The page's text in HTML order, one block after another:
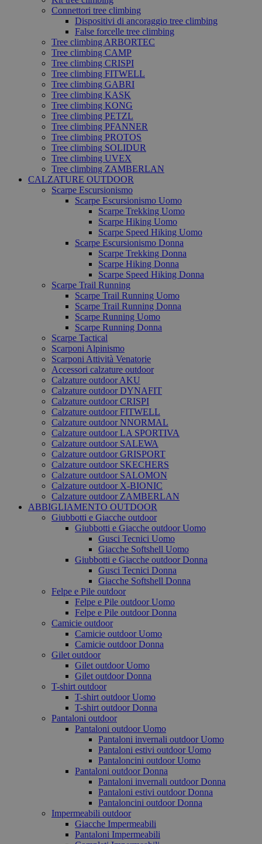
Connettori tree climbing
Dispositivi di ancoraggio tree climbing
False forcelle tree climbing
Tree climbing ARBORTEC
Tree climbing CAMP
Tree climbing CRISPI
Tree climbing FITWELL
Tree climbing GABRI
Tree climbing KASK
Tree climbing KONG
Tree climbing PETZL
Tree climbing PFANNER
Tree climbing PROTOS
Tree climbing SOLIDUR
Tree climbing UVEX
Tree climbing ZAMBERLAN
CALZATURE OUTDOOR
Scarpe Escursionismo
Scarpe Escursionismo Uomo
Scarpe Trekking Uomo
Scarpe Hiking Uomo
Scarpe Speed Hiking Uomo
Scarpe Escursionismo Donna
Scarpe Trekking Donna
Scarpe Hiking Donna
Scarpe Speed Hiking Donna
Scarpe Trail Running
Scarpe Trail Running Uomo
Scarpe Trail Running Donna
Scarpe Running Uomo
Scarpe Running Donna
Scarpe Tactical
Scarponi Alpinismo
Scarponi Attività Venatorie
Accessori calzature outdoor
Calzature outdoor AKU
Calzature outdoor DYNAFIT
Calzature outdoor CRISPI
Calzature outdoor FITWELL
Calzature outdoor NNORMAL
Calzature outdoor LA SPORTIVA
Calzature outdoor SALEWA
Calzature outdoor GRISPORT
Calzature outdoor SKECHERS
Calzature outdoor SALOMON
Calzature outdoor X-BIONIC
Calzature outdoor ZAMBERLAN
ABBIGLIAMENTO OUTDOOR
Giubbotti e Giacche outdoor
Giubbotti e Giacche outdoor Uomo
Gusci Tecnici Uomo
Giacche Softshell Uomo
Giubbotti e Giacche outdoor Donna
Gusci Tecnici Donna
Giacche Softshell Donna
Felpe e Pile outdoor
Felpe e Pile outdoor Uomo
Felpe e Pile outdoor Donna
Camicie outdoor
Camicie outdoor Uomo
Camicie outdoor Donna
Gilet outdoor
Gilet outdoor Uomo
Gilet outdoor Donna
T-shirt outdoor
T-shirt outdoor Uomo
T-shirt outdoor Donna
Pantaloni outdoor
Pantaloni outdoor Uomo
Pantaloni invernali outdoor Uomo
Pantaloni estivi outdoor Uomo
Pantaloncini outdoor Uomo
Pantaloni outdoor Donna
Pantaloni invernali outdoor Donna
Pantaloni estivi outdoor Donna
Pantaloncini outdoor Donna
Impermeabili outdoor
Giacche Impermeabili
Pantaloni Impermeabili